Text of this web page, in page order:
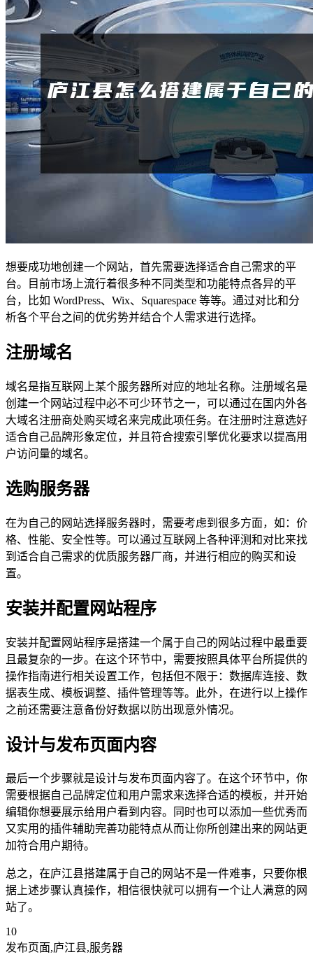
想要成功地创建一个网站，首先需要选择适合自己需求的平
台。目前市场上流行着很多种不同类型和功能特点各异的平
台，比如 WordPress、Wix、Squarespace 等等。通过对比和分
析各个平台之间的优劣势并结合个人需求进行选择。
注册域名
域名是指互联网上某个服务器所对应的地址名称。注册域名是
创建一个网站过程中必不可少环节之一，可以通过在国内外各
大域名注册商处购买域名来完成此项任务。在注册时注意选好
适合自己品牌形象定位，并且符合搜索引擎优化要求以提高用
户访问量的域名。
选购服务器
在为自己的网站选择服务器时，需要考虑到很多方面，如：价
格、性能、安全性等。可以通过互联网上各种评测和对比来找
到适合自己需求的优质服务器厂商，并进行相应的购买和设
置。
安装并配置网站程序
安装并配置网站程序是搭建一个属于自己的网站过程中最重要
且最复杂的一步。在这个环节中，需要按照具体平台所提供的
操作指南进行相关设置工作，包括但不限于：数据库连接、数
据表生成、模板调整、插件管理等等。此外，在进行以上操作
之前还需要注意备份好数据以防出现意外情况。
设计与发布页面内容
最后一个步骤就是设计与发布页面内容了。在这个环节中，你
需要根据自己品牌定位和用户需求来选择合适的模板，并开始
编辑你想要展示给用户看到内容。同时也可以添加一些优秀而
又实用的插件辅助完善功能特点从而让你所创建出来的网站更
加符合用户期待。
总之，在庐江县搭建属于自己的网站不是一件难事，只要你根
据上述步骤认真操作，相信很快就可以拥有一个让人满意的网
站了。
10
发布页面,庐江县,服务器